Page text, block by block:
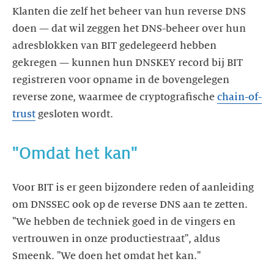
Klanten die zelf het beheer van hun reverse DNS
doen — dat wil zeggen het DNS-beheer over hun
adresblokken van BIT gedelegeerd hebben
gekregen — kunnen hun DNSKEY record bij BIT
registreren voor opname in de bovengelegen
reverse zone, waarmee de cryptografische chain-of-
trust gesloten wordt.
"Omdat het kan"
Voor BIT is er geen bijzondere reden of aanleiding
om DNSSEC ook op de reverse DNS aan te zetten.
"We hebben de techniek goed in de vingers en
vertrouwen in onze productiestraat", aldus
Smeenk. "We doen het omdat het kan."